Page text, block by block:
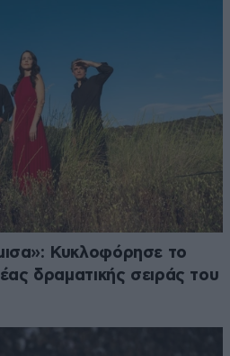
Κυκλοφόρησε το
δραματικής σειράς του